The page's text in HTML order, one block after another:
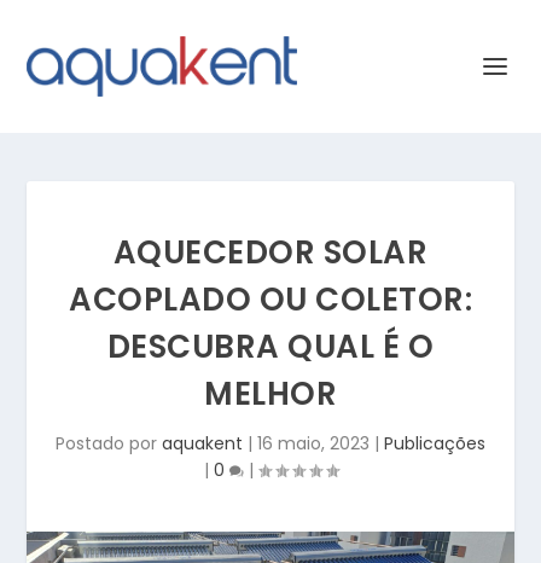
AQUECEDOR SOLAR
ACOPLADO OU COLETOR:
DESCUBRA QUAL É O
MELHOR
Postado por aquakent | 16 maio, 2023 | Publicações
| 0 |